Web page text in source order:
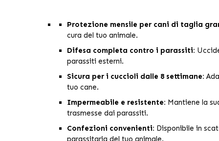
Protezione mensile per cani di taglia
cura del tuo animale.
Difesa completa contro i parassiti:
parassiti esterni.
Sicura per i cuccioli dalle 8 settimane:
tuo cane.
Impermeabile e resistente: Mantiene la
trasmesse dai parassiti.
Confezioni convenienti: Disponibile in
parassitaria del tuo animale.